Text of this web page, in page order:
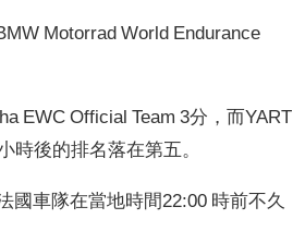
Motorrad World Endurance
EWC Official Team 3分，而YART
時後的排名落在第五。
國車隊在當地時間22:00 時前不久